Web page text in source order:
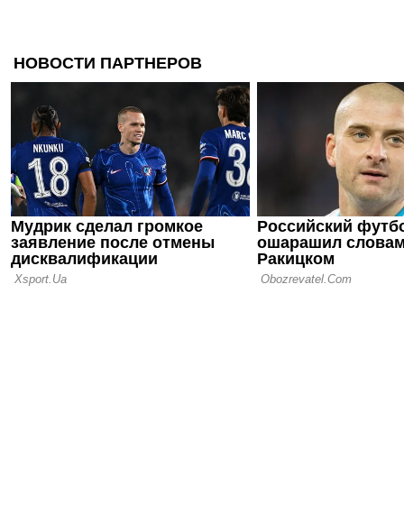
03.08.26 14:00
миллионов
03.08.26 12:30
УЕФА
судебным
Инфантино